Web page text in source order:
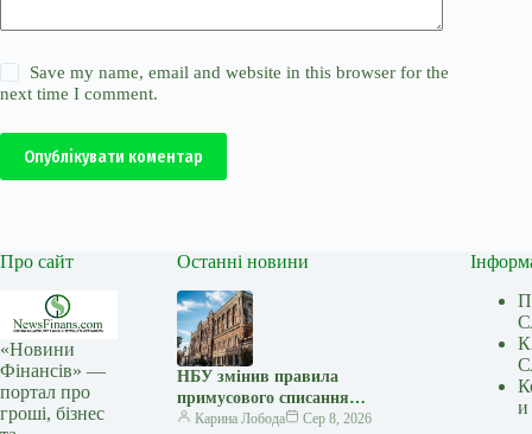
Save my name, email and website in this browser for the
next time I comment.
Опублікувати коментар
Про сайт
«Новини
Фінансів» —
портал про
гроші, бізнес
Останні новини
НБУ змінив правила
примусового списання
коштів: що зміниться для
Карина Лобода Сер 8, 2026
и